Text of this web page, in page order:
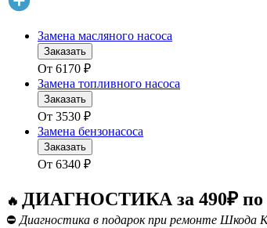
Замена масляного насоса
Заказать
От 6170 ₽
Замена топливного насоса
Заказать
От 3530 ₽
Замена бензонасоса
Заказать
От 6340 ₽
🔥 ДИАГНОСТИКА за 490₽ по
⛔ Диагностика в подарок при ремонте Шкода